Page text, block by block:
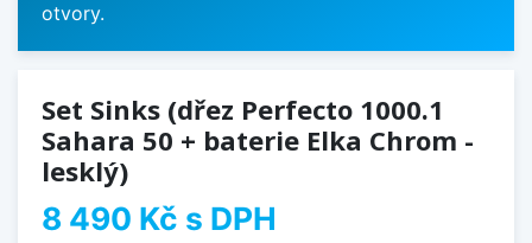
otvory.
Set Sinks (dřez Perfecto 1000.1
Sahara 50 + baterie Elka Chrom -
lesklý)
8 490 Kč s DPH